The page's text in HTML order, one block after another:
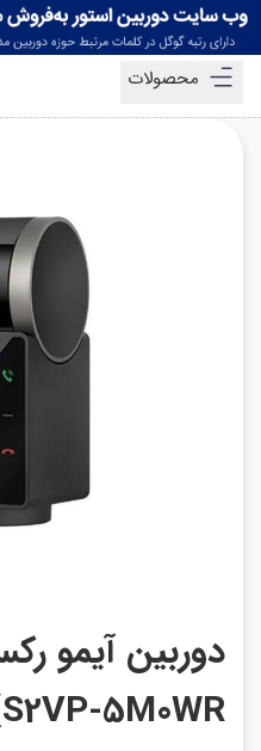
محصولات
S2VP-5M0WR) Imou Rex VT